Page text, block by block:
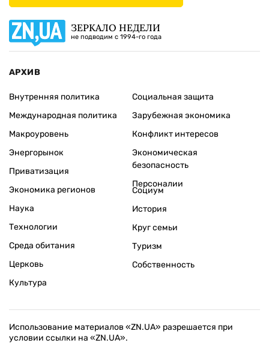
ЗЕРКАЛО НЕДЕЛИ
не подводим с 1994-го года
АРХИВ
Внутренняя политика
Международная политика
Макроуровень
Энергорынок
Приватизация
Экономика регионов
Социальная защита
Зарубежная экономика
Конфликт интересов
Экономическая
безопасность
Персоналии
Наука
Технологии
Среда обитания
Церковь
Культура
Социум
История
Круг семьи
Туризм
Собственность
Использование материалов «ZN.UA» разрешается при
условии ссылки на «ZN.UA».